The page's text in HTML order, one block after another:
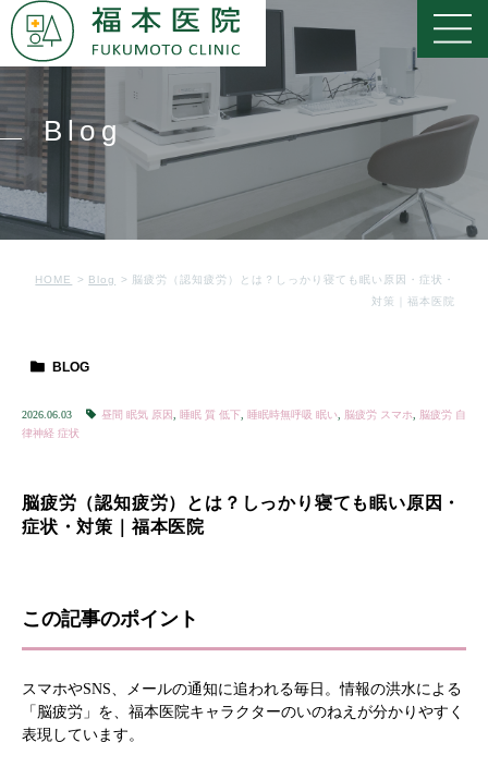
Blog
HOME Blog
脳疲労（認知疲労）とは？しっかり寝ても眠い原因・症状・
対策｜福本医院
BLOG
2026.06.03 昼間 眠気 原因 睡眠 質 低下 睡眠時無呼吸 眠い 脳疲労 スマホ
脳疲労 自
律神経 症状
脳疲労（認知疲労）とは？しっかり寝ても眠い原因・
症状・対策｜福本医院
この記事のポイント
スマホやSNS、メールの通知に追われる毎日。情報の洪水による
「脳疲労」を、福本医院キャラクターのいのねえが分かりやすく
表現しています。